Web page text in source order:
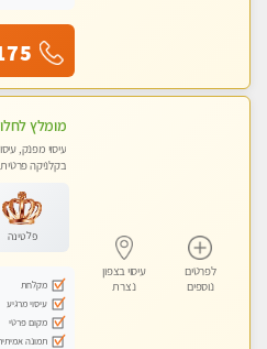
לפרטים
נוספים
עיסוי בצפון
נצרת
עיסוי מפנק,
בקלניקה
פלטינה
מקלחת
עיסוי מרגיע
מקום פרטי
תמונה